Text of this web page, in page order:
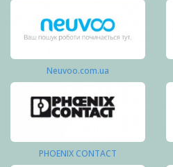
Neuvoo.com.ua
PHOENIX CONTACT